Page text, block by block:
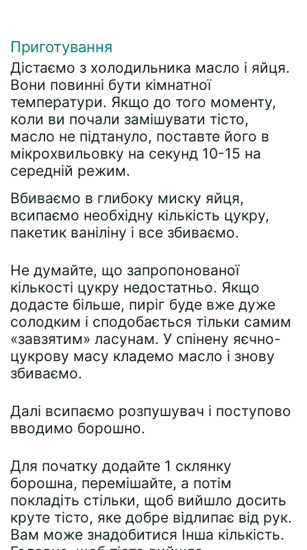
Приготування
Дістаємо з холодильника масло і яйця.
Вони повинні бути кімнатної
температури. Якщо до того моменту,
коли ви почали замішувати тісто,
масло не підтануло, поставте його в
мікрохвильовку на секунд 10-15 на
середній режим.
Вбиваємо в глибоку миску яйця,
всипаємо необхідну кількість цукру,
пакетик ваніліну і все збиваємо.
Не думайте, що запропонованої
кількості цукру недостатньо. Якщо
додасте більше, пиріг буде вже дуже
солодким і сподобається тільки самим
«завзятим» ласунам. У спінену яєчно-
цукрову масу кладемо масло і знову
збиваємо.
Далі всипаємо розпушувач і поступово
вводимо борошно.
Для початку додайте 1 склянку
борошна, перемішайте, а потім
покладіть стільки, щоб вийшло досить
круте тісто, яке добре відлипає від рук.
Вам може знадобитися Інша кількість.